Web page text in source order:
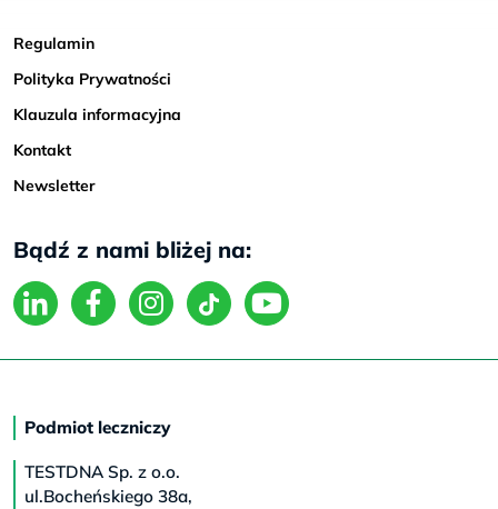
Regulamin
Polityka Prywatności
Klauzula informacyjna
Kontakt
Newsletter
Bądź z nami bliżej na:
Podmiot leczniczy
TESTDNA Sp. z o.o.
ul.Bocheńskiego 38a,